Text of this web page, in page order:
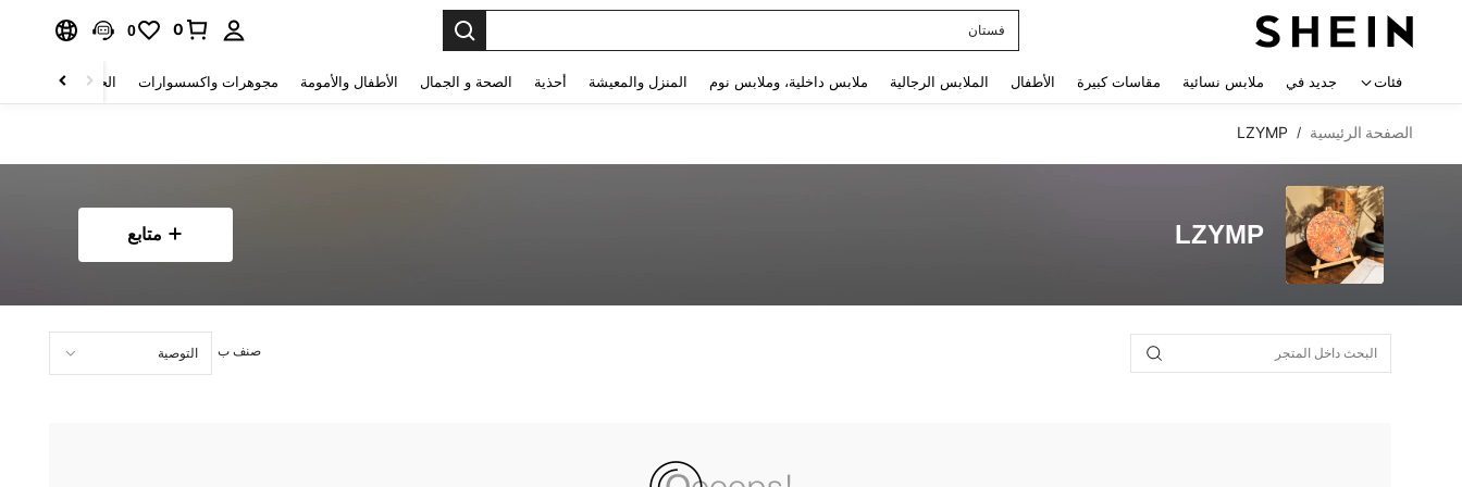
فستان
0
0
فئات جديد في ملابس نسائية مقاسات كبيرة الأطفال الملابس الرجالية ملابس داخلية، وملابس نوم المنزل والمعيشة أحذية الصحة و الجمال الأطفال والأمومة مجوهرات واكسسوارات الحقائب والأمتعة
الصفحة الرئيسية /
LZYMP
LZYMP متابع
صنف ب